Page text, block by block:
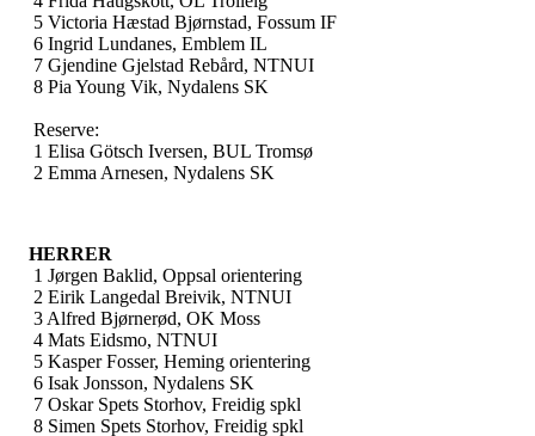
5 Victoria Hæstad Bjørnstad, Fossum IF
6 Ingrid Lundanes, Emblem IL
7 Gjendine Gjelstad Rebård, NTNUI
8 Pia Young Vik, Nydalens SK
Reserve:
1 Elisa Götsch Iversen, BUL Tromsø
2 Emma Arnesen, Nydalens SK
HERRER
1 Jørgen Baklid, Oppsal orientering
2 Eirik Langedal Breivik, NTNUI
3 Alfred Bjørnerød, OK Moss
4 Mats Eidsmo, NTNUI
5 Kasper Fosser, Heming orientering
6 Isak Jonsson, Nydalens SK
7 Oskar Spets Storhov, Freidig spkl
8 Simen Spets Storhov, Freidig spkl